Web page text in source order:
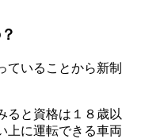
ていることから新制
ると資格は１８歳以
上に運転できる車両